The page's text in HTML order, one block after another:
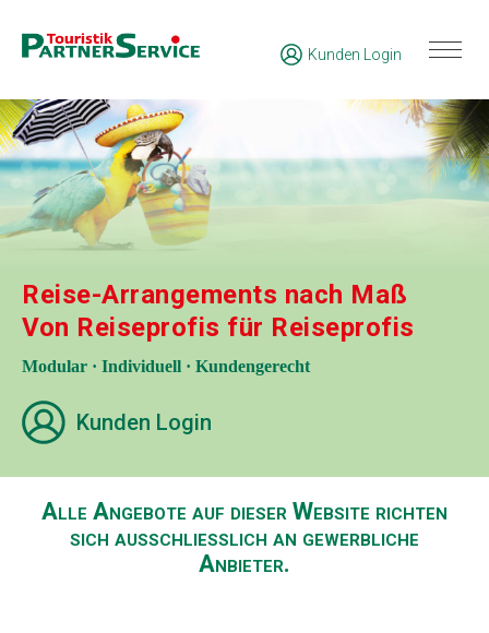
Kunden Login
Reise-Arrangements nach Maß
Von Reiseprofis für Reiseprofis
Modular · Individuell · Kundengerecht
Kunden Login
Alle Angebote auf dieser Website richten
sich ausschließlich an gewerbliche
Anbieter.